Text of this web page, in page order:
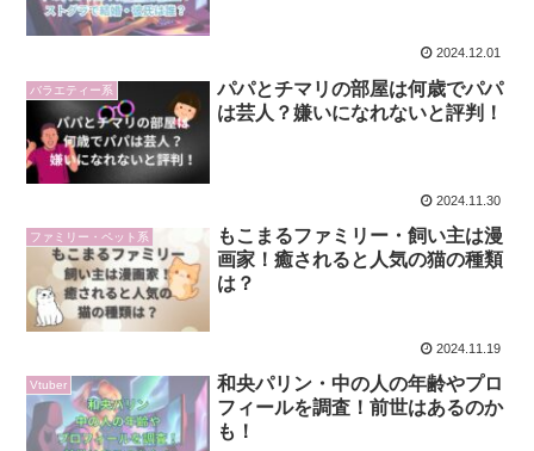
2024.12.01
バラエティー系
パパとチマリの部屋は何歳でパパ
は芸人？嫌いになれないと評判！
2024.11.30
ファミリー・ペット系
もこまるファミリー・飼い主は漫
画家！癒されると人気の猫の種類
は？
2024.11.19
Vtuber
和央パリン・中の人の年齢やプロ
フィールを調査！前世はあるのか
も！